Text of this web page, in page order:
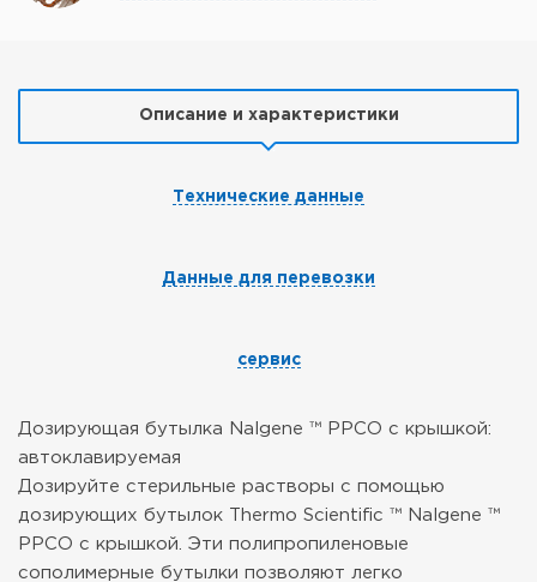
Описание и характеристики
Технические данные
Данные для перевозки
сервис
Дозирующая бутылка Nalgene ™ PPCO с крышкой:
автоклавируемая
Дозируйте стерильные растворы с помощью
дозирующих бутылок Thermo Scientific ™ Nalgene ™
PPCO с крышкой. Эти полипропиленовые
сополимерные бутылки позволяют легко